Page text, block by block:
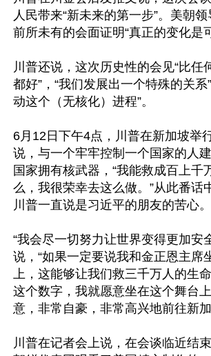
人民带来“新未来的第一步”。美朝
前所未有的会面证明“真正的变化是
川普还说，这次历史性的会见“比任
都好”，“我们发展出一个特殊的关系
动这个（无核化）进程”。
6月12日下午4点，川普在新加坡举
说，与一个牢牢控制一个国家的人
国家拥有核武器，“我能救成百上千
么，我很荣幸去这么做。”从此番话
川普一直说是习近平的朋友的苦心。
“我会尽一切努力让世界变得更加安
说，“如果一定要说我和金正恩主席
上，这能够让我们救三千万人的生
这个数字，我就愿意坐在这个舞台
意，非常自豪，非常高兴地前往新
川普在记者会上说，在会谈临近结